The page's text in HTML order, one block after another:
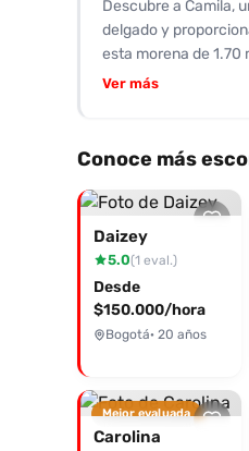
Descubre a Camila,
delgado y
esta morena de
atractivo; sus
constantes de
hacen que valga la
gran dinámica y
tus deseos en
disfruta de
Ver más
Conoce más
Daizey
5.0(1 eval.)
Desde
$150.000/hora
Bogotá· 20 años
Mejor evaluada
Carolina